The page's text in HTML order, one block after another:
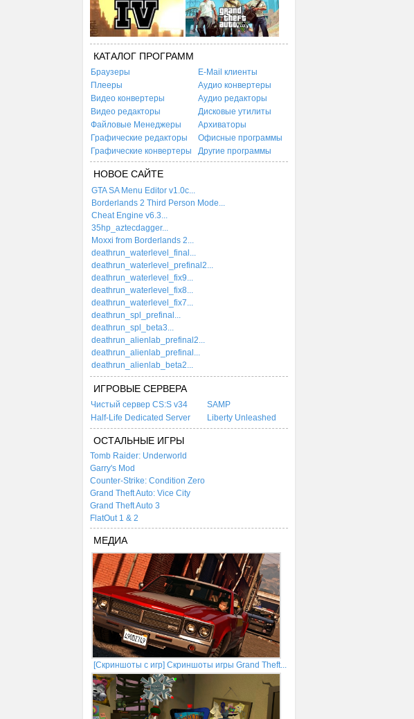
КАТАЛОГ ПРОГРАММ
Браузеры
E-Mail клиенты
Плееры
Аудио конвертеры
Видео конвертеры
Аудио редакторы
Видео редакторы
Дисковые утилиты
Файловые Менеджеры
Архиваторы
Графические редакторы
Офисные программы
Графические конвертеры
Другие программы
НОВОЕ САЙТЕ
GTA SA Menu Editor v1.0c...
Borderlands 2 Third Person Mode...
Cheat Engine v6.3...
35hp_aztecdagger...
Moxxi from Borderlands 2...
deathrun_waterlevel_final...
deathrun_waterlevel_prefinal2...
deathrun_waterlevel_fix9...
deathrun_waterlevel_fix8...
deathrun_waterlevel_fix7...
deathrun_spl_prefinal...
deathrun_spl_beta3...
deathrun_alienlab_prefinal2...
deathrun_alienlab_prefinal...
deathrun_alienlab_beta2...
ИГРОВЫЕ СЕРВЕРА
Чистый сервер CS:S v34
SAMP
Half-Life Dedicated Server
Liberty Unleashed
ОСТАЛЬНЫЕ ИГРЫ
Tomb Raider: Underworld
Garry's Mod
Counter-Strike: Condition Zero
Grand Theft Auto: Vice City
Grand Theft Auto 3
FlatOut 1 & 2
МЕДИА
[Скриншоты с игр] Скриншоты игры Grand Theft...